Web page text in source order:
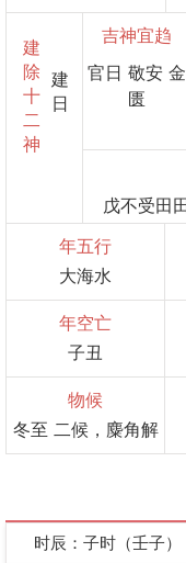
建
除
十
二
神
建
日
吉神宜趋
官日 敬安 金
匮
年五行
大海水
年空亡
子丑
物候
冬至 二候，麋角解
时辰：子时（壬子）